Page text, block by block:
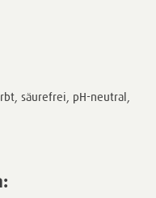
säurefrei, pH-neutral,